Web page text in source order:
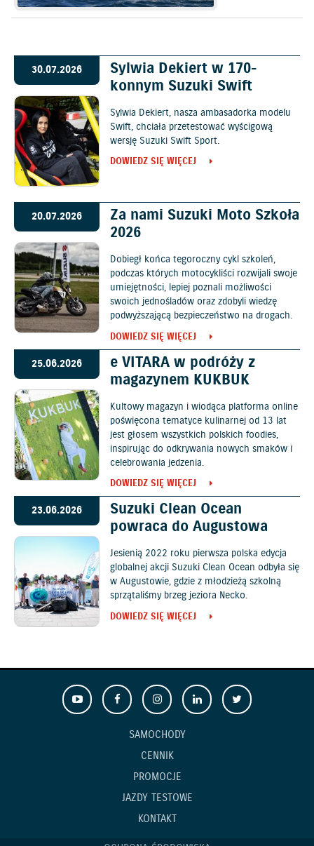
30.07.2026
Sylwia Dekiert w 170-
konnym Suzuki Swift
Sylwia Dekiert, nasza ambasadorka modelu
Swift, chciała przetestować wyścigową
wersję Suzuki Swift Sport.
DOWIEDZ SIĘ WIĘCEJ
20.07.2026
Za nami Suzuki Moto Szkoła
2026
Dobiegł końca tegoroczny cykl szkoleń,
podczas których motocykliści rozwijali swoje
umiejętności, lepiej poznali możliwości
swoich jednośladów oraz zdobyli wiedzę
podwyższającą bezpieczeństwo na drogach.
DOWIEDZ SIĘ WIĘCEJ
25.06.2026
e VITARA w podróży z
magazynem KUKBUK
Kultowy magazyn i wiodąca platforma online
poświęcona tematyce kulinarnej od 13 lat
jest głosem wszystkich polskich foodies,
inspirując do odkrywania nowych smaków i
celebrowania jedzenia.
DOWIEDZ SIĘ WIĘCEJ
23.06.2026
Suzuki Clean Ocean
powraca do Augustowa
Jesienią 2022 roku pierwsza polska edycja
globalnej akcji Suzuki Clean Ocean odbyła się
w Augustowie, gdzie z młodzieżą szkolną
sprzątaliśmy brzeg jeziora Necko.
DOWIEDZ SIĘ WIĘCEJ
SAMOCHODY
CENNIK
PROMOCJE
JAZDY TESTOWE
KONTAKT